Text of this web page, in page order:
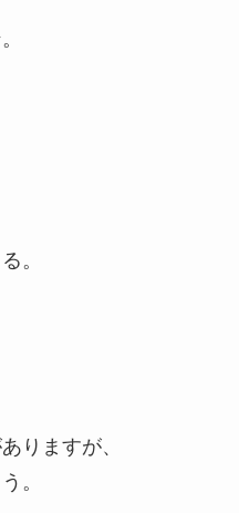
。
りますが、
。